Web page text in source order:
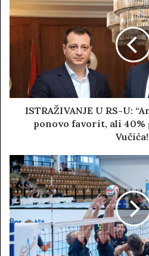
i
t
e
ISTRAŽIVANJE U RS-U:
ponovo favorit, ali 40%